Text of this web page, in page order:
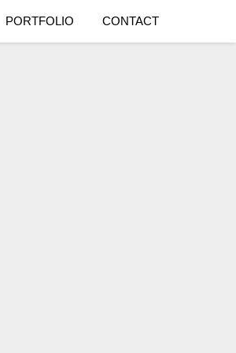
PORTFOLIO CONTACT